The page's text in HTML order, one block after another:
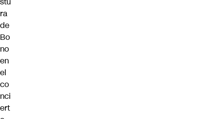
ra
de
Bo
no
en
el
co
nci
ert